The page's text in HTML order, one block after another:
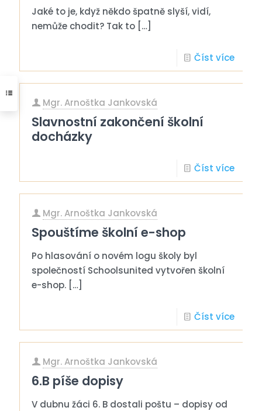
Jaké to je, když někdo špatně slyší, vidí,
nemůže chodit? Tak to […]
Číst více
Mgr. Arnoštka Jankovská
Slavnostní zakončení školní
docházky
Číst více
Mgr. Arnoštka Jankovská
Spouštíme školní e-shop
Po hlasování o novém logu školy byl
společností Schoolsunited vytvořen školní
e-shop. […]
Číst více
Mgr. Arnoštka Jankovská
6.B píše dopisy
V dubnu žáci 6. B dostali poštu – dopisy od